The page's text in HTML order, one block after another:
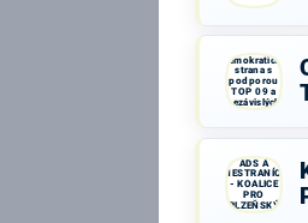
demokratická
strana s
podporou
TOP 09 a
nezávislých
starostů
ADS A
NESTRANÍCI
- KOALICE
PRO
PLZEŇSKÝ
KRAJ